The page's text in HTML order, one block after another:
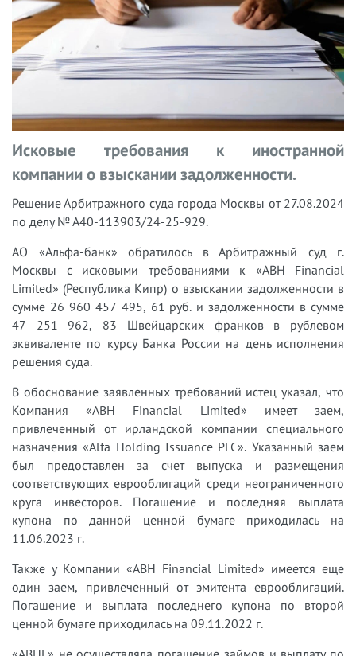
Исковые требования к иностранной
компании о взыскании задолженности.
Решение Арбитражного суда города Москвы от 27.08.2024
по делу № А40-113903/24-25-929.
АО «Альфа-банк» обратилось в Арбитражный суд г.
Москвы с исковыми требованиями к «АВН Financial
Limited» (Республика Кипр) о взыскании задолженности в
сумме 26 960 457 495, 61 руб. и задолженности в сумме
47 251 962, 83 Швейцарских франков в рублевом
эквиваленте по курсу Банка России на день исполнения
решения суда.
В обоснование заявленных требований истец указал, что
Компания «ABH Financial Limited» имеет заем,
привлеченный от ирландской компании специального
назначения «Alfa Holding Issuance PLC». Указанный заем
был предоставлен за счет выпуска и размещения
соответствующих еврооблигаций среди неограниченного
круга инвесторов. Погашение и последняя выплата
купона по данной ценной бумаге приходилась на
11.06.2023 г.
Также у Компании «ABH Financial Limited» имеется еще
один заем, привлеченный от эмитента еврооблигаций.
Погашение и выплата последнего купона по второй
ценной бумаге приходилась на 09.11.2022 г.